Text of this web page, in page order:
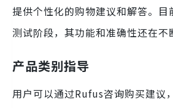
提供个性化的购物建议和解答。
测试阶段，其功能和准确性还在不
产品类别指导
用户可以通过Rufus咨询购买建